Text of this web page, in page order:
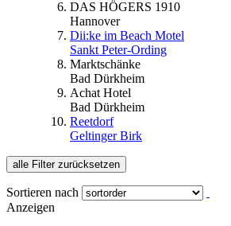
DAS HÖGERS 1910
Hannover
Dii:ke im Beach Motel
Sankt Peter-Ording
Marktschänke
Bad Dürkheim
Achat Hotel
Bad Dürkheim
Reetdorf
Geltinger Birk
alle Filter zurücksetzen
Sortieren nach
Anzeigen